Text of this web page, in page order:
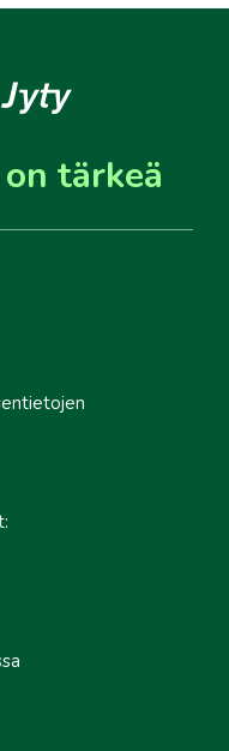
tärkeä